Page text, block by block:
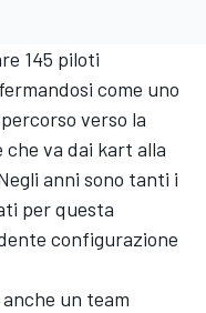
145 piloti
come uno
verso la
che va dai kart alla
anni sono tanti i
per questa
configurazione
un team